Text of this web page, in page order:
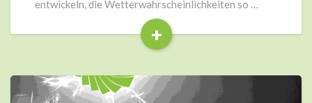
entwickeln, die Wetterwahrscheinlichkeiten so …
+
Read